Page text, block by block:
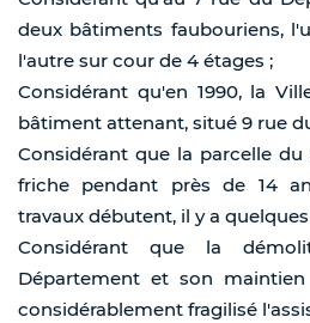
deux bâtiments faubouriens,
l'autre sur cour de 4 étages ;
Considérant qu'en 1990, la
bâtiment attenant, situé 9 rue
Considérant que la parcelle
friche pendant près de 14
travaux débutent, il y a
Considérant que la
Département et son
considérablement fragilisé